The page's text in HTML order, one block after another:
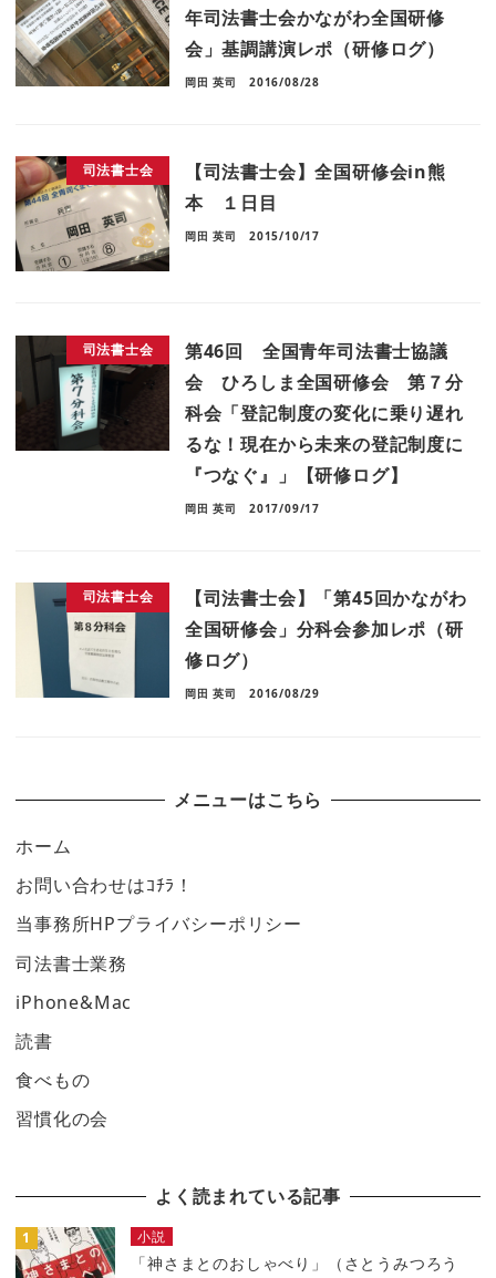
年司法書士会かながわ全国研修
会」基調講演レポ（研修ログ）
岡田 英司 2016/08/28
司法書士会
【司法書士会】全国研修会in熊
本 １日目
岡田 英司 2015/10/17
司法書士会
第46回 全国青年司法書士協議
会 ひろしま全国研修会 第７分
科会「登記制度の変化に乗り遅れ
るな！現在から未来の登記制度に
『つなぐ』」【研修ログ】
岡田 英司 2017/09/17
司法書士会
【司法書士会】「第45回かながわ
全国研修会」分科会参加レポ（研
修ログ）
岡田 英司 2016/08/29
メニューはこちら
ホーム
お問い合わせはｺﾁﾗ！
当事務所HPプライバシーポリシー
司法書士業務
iPhone&Mac
読書
食べもの
習慣化の会
よく読まれている記事
小説
「神さまとのおしゃべり」（さとうみつろう